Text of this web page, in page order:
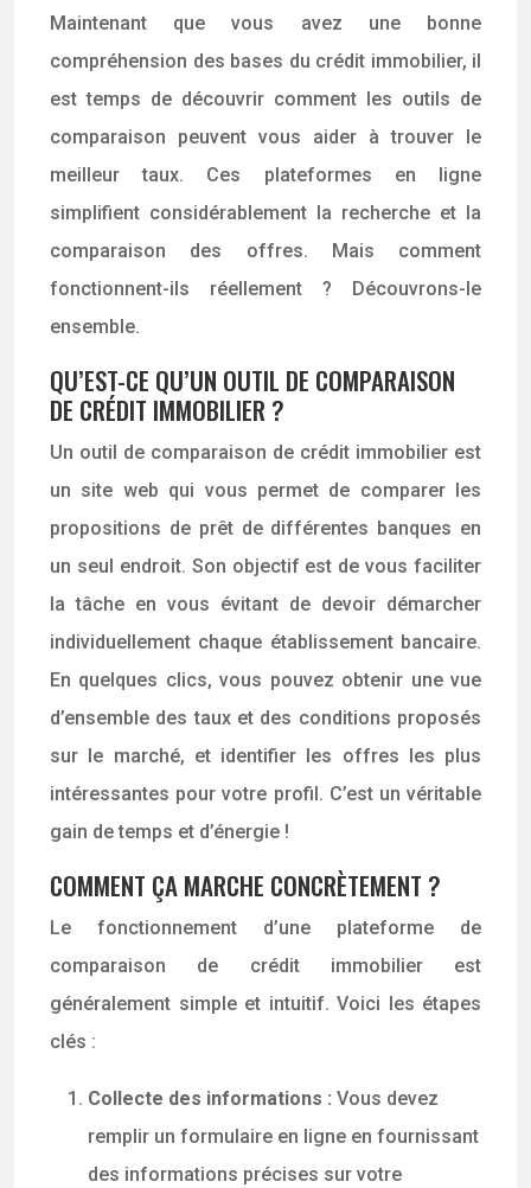
Maintenant que vous avez une bonne
compréhension des bases du crédit immobilier, il
est temps de découvrir comment les outils de
comparaison peuvent vous aider à trouver le
meilleur taux. Ces plateformes en ligne
simplifient considérablement la recherche et la
comparaison des offres. Mais comment
fonctionnent-ils réellement ? Découvrons-le
ensemble.
QU’EST-CE QU’UN OUTIL DE COMPARAISON
DE CRÉDIT IMMOBILIER ?
Un outil de comparaison de crédit immobilier est
un site web qui vous permet de comparer les
propositions de prêt de différentes banques en
un seul endroit. Son objectif est de vous faciliter
la tâche en vous évitant de devoir démarcher
individuellement chaque établissement bancaire.
En quelques clics, vous pouvez obtenir une vue
d’ensemble des taux et des conditions proposés
sur le marché, et identifier les offres les plus
intéressantes pour votre profil. C’est un véritable
gain de temps et d’énergie !
COMMENT ÇA MARCHE CONCRÈTEMENT ?
Le fonctionnement d’une plateforme de
comparaison de crédit immobilier est
généralement simple et intuitif. Voici les étapes
clés :
Collecte des informations : Vous devez
remplir un formulaire en ligne en fournissant
des informations précises sur votre